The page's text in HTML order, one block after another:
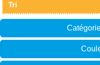
Tri